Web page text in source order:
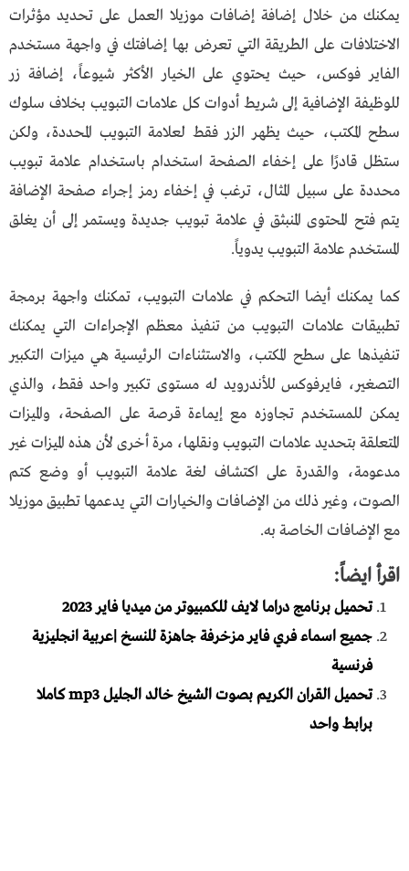
يمكنك من خلال إضافة إضافات موزيلا العمل على تحديد مؤثرات
الاختلافات على الطريقة التي تعرض بها إضافتك في واجهة مستخدم
الفاير فوكس، حيث يحتوي على الخيار الأكثر شيوعاً، إضافة زر
للوظيفة الإضافية إلى شريط أدوات كل علامات التبويب بخلاف سلوك
سطح المكتب، حيث يظهر الزر فقط لعلامة التبويب المحددة، ولكن
ستظل قادرًا على إخفاء الصفحة استخدام باستخدام علامة تبويب
محددة على سبيل المثال، ترغب في إخفاء رمز إجراء صفحة الإضافة
يتم فتح المحتوى المنبثق في علامة تبويب جديدة ويستمر إلى أن يغلق
المستخدم علامة التبويب يدوياً.
كما يمكنك أيضا التحكم في علامات التبويب، تمكنك واجهة برمجة
تطبيقات علامات التبويب من تنفيذ معظم الإجراءات التي يمكنك
تنفيذها على سطح المكتب، والاستثناءات الرئيسية هي ميزات التكبير
التصغير، فايرفوكس للأندرويد له مستوى تكبير واحد فقط، والذي
يمكن للمستخدم تجاوزه مع إيماءة قرصة على الصفحة، والميزات
المتعلقة بتحديد علامات التبويب ونقلها، مرة أخرى لأن هذه الميزات غير
مدعومة، والقدرة على اكتشاف لغة علامة التبويب أو وضع كتم
الصوت، وغير ذلك من الإضافات والخيارات التي يدعمها تطبيق موزيلا
مع الإضافات الخاصة به.
اقرأ ايضاً:
تحميل برنامج دراما لايف للكمبيوتر من ميديا فاير 2023
جميع اسماء فري فاير مزخرفة جاهزة للنسخ |عربية انجليزية
فرنسية
تحميل القران الكريم بصوت الشيخ خالد الجليل mp3 كاملا
برابط واحد